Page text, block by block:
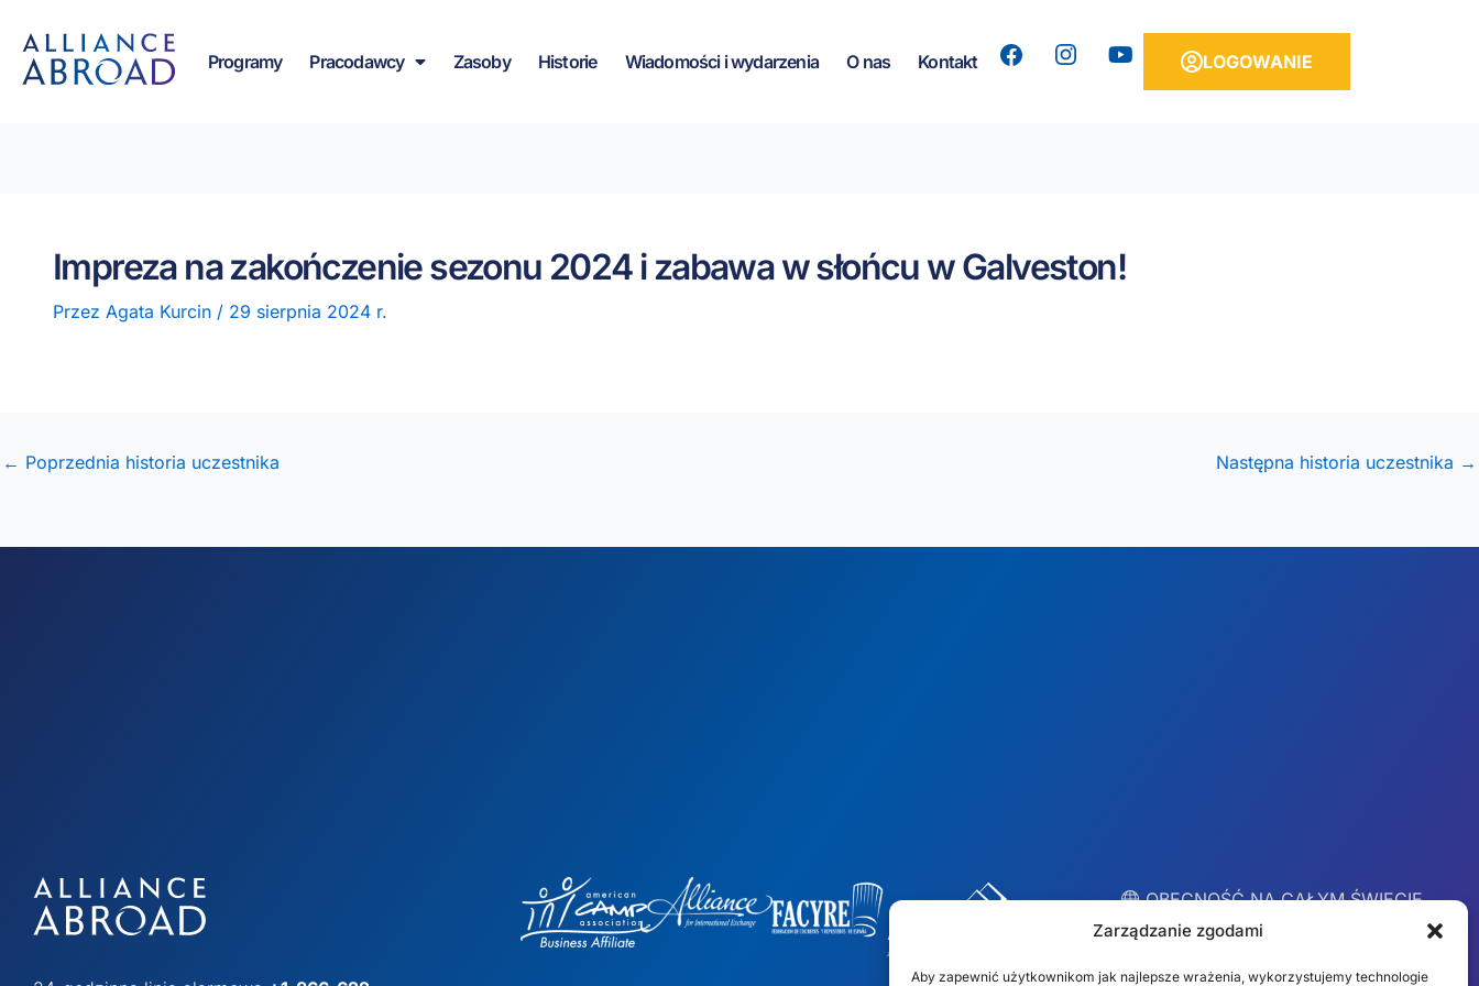
Zarządzanie zgodami
Aby zapewnić użytkownikom jak najlepsze wrażenia, wykorzystujemy technologie
treści
treści
Programy Pracodawcy Zasoby Historie Wiadomości i wydarzenia O nas Kontakt
Y
o
LOGOWANIE
Impreza na zakończenie sezonu 2024 i zabawa w słońcu w Galveston!
Przez Agata Kurcin / 29 sierpnia 2024 r.
← Poprzednia historia uczestnika Następna historia uczestnika →
︎ OBECNOŚĆ NA CAŁYM ŚWIECIE
Lokalne zespoły w 10
krajach